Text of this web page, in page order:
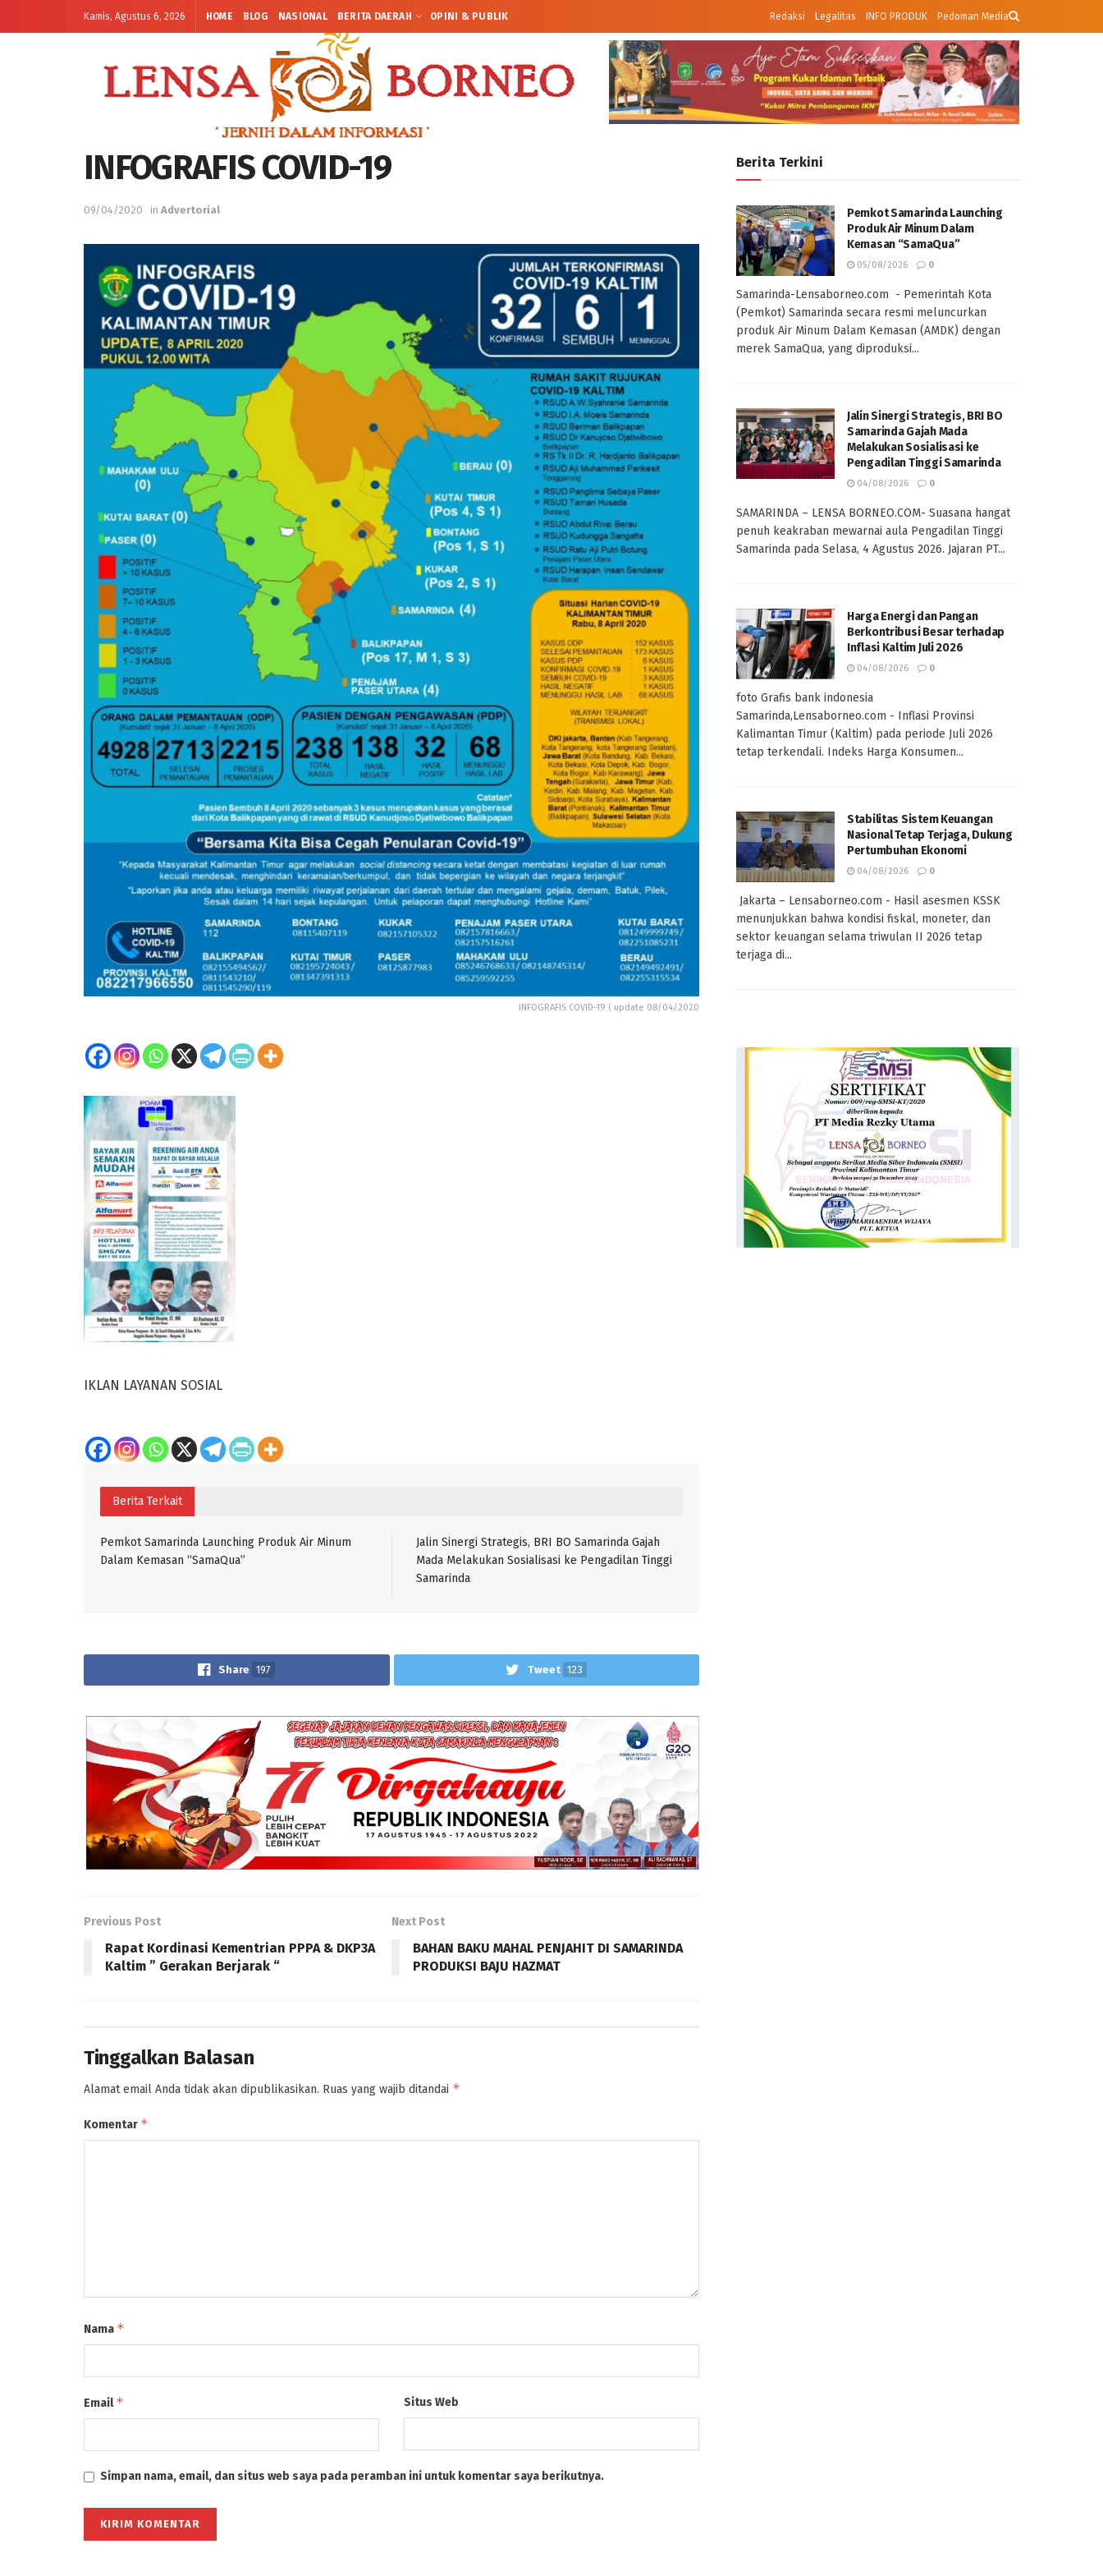
Kamis, Agustus 6, 2026 HOME BLOG NASIONAL BERITA DAERAH OPINI & PUBLIK Redaksi Legalitas INFO PRODUK Pedoman Media
INFOGRAFIS COVID-19
09/04/2020 in Advertorial
INFOGRAFIS COVID-19 ( update 08/04/2020
IKLAN LAYANAN SOSIAL
Berita Terkait
Pemkot Samarinda Launching Produk Air Minum
Dalam Kemasan “SamaQua”
Jalin Sinergi Strategis, BRI BO Samarinda Gajah
Mada Melakukan Sosialisasi ke Pengadilan Tinggi
Samarinda
Share 197 Tweet 123
Previous Post
Rapat Kordinasi Kementrian PPPA & DKP3A
Kaltim ” Gerakan Berjarak “
Next Post
BAHAN BAKU MAHAL PENJAHIT DI SAMARINDA
PRODUKSI BAJU HAZMAT
Tinggalkan Balasan
Alamat email Anda tidak akan dipublikasikan. Ruas yang wajib ditandai *
Komentar *
Nama *
Email* Situs Web
Simpan nama, email, dan situs web saya pada peramban ini untuk komentar saya berikutnya.
Berita Terkini
Pemkot Samarinda Launching
Produk Air Minum Dalam
Kemasan “SamaQua”
05/08/2026 0
Samarinda-Lensaborneo.com - Pemerintah Kota
(Pemkot) Samarinda secara resmi meluncurkan
produk Air Minum Dalam Kemasan (AMDK) dengan
merek SamaQua, yang diproduksi...
Jalin Sinergi Strategis, BRI BO
Samarinda Gajah Mada
Melakukan Sosialisasi ke
Pengadilan Tinggi Samarinda
04/08/2026 0
SAMARINDA – LENSA BORNEO.COM- Suasana hangat
penuh keakraban mewarnai aula Pengadilan Tinggi
Samarinda pada Selasa, 4 Agustus 2026. Jajaran PT...
Harga Energi dan Pangan
Berkontribusi Besar terhadap
Inflasi Kaltim Juli 2026
04/08/2026 0
foto Grafis bank indonesia
Samarinda,Lensaborneo.com - Inflasi Provinsi
Kalimantan Timur (Kaltim) pada periode Juli 2026
tetap terkendali. Indeks Harga Konsumen...
Stabilitas Sistem Keuangan
Nasional Tetap Terjaga, Dukung
Pertumbuhan Ekonomi
04/08/2026 0
Jakarta – Lensaborneo.com - Hasil asesmen KSSK
menunjukkan bahwa kondisi fiskal, moneter, dan
sektor keuangan selama triwulan II 2026 tetap
terjaga di...